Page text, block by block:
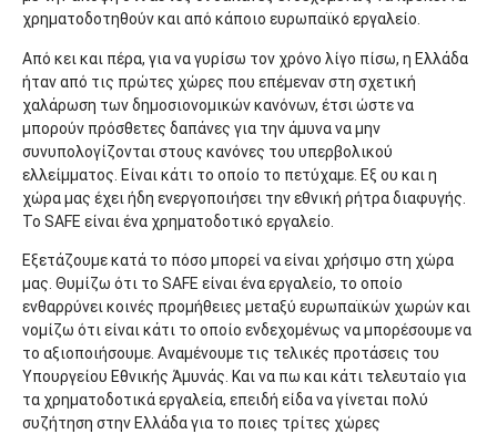
χρηματοδοτηθούν και από κάποιο ευρωπαϊκό εργαλείο.
Από κει και πέρα, για να γυρίσω τον χρόνο λίγο πίσω, η Ελλάδα
ήταν από τις πρώτες χώρες που επέμεναν στη σχετική
χαλάρωση των δημοσιονομικών κανόνων, έτσι ώστε να
μπορούν πρόσθετες δαπάνες για την άμυνα να μην
συνυπολογίζονται στους κανόνες του υπερβολικού
ελλείμματος. Είναι κάτι το οποίο το πετύχαμε. Εξ ου και η
χώρα μας έχει ήδη ενεργοποιήσει την εθνική ρήτρα διαφυγής.
Το SAFE είναι ένα χρηματοδοτικό εργαλείο.
Εξετάζουμε κατά το πόσο μπορεί να είναι χρήσιμο στη χώρα
μας. Θυμίζω ότι το SAFE είναι ένα εργαλείο, το οποίο
ενθαρρύνει κοινές προμήθειες μεταξύ ευρωπαϊκών χωρών και
νομίζω ότι είναι κάτι το οποίο ενδεχομένως να μπορέσουμε να
το αξιοποιήσουμε. Αναμένουμε τις τελικές προτάσεις του
Υπουργείου Εθνικής Άμυνάς. Και να πω και κάτι τελευταίο για
τα χρηματοδοτικά εργαλεία, επειδή είδα να γίνεται πολύ
συζήτηση στην Ελλάδα για το ποιες τρίτες χώρες